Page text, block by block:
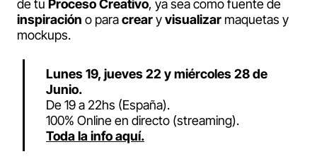
de tu Proceso Creativo, ya sea como fuente de
inspiración o paracrearyvisualizar maquetas y
mockups.
Lunes 19, jueves 22 y miércoles 28 de
Junio.
De 19 a 22hs (España).
100% Online en directo (streaming).
Toda la info aquí.